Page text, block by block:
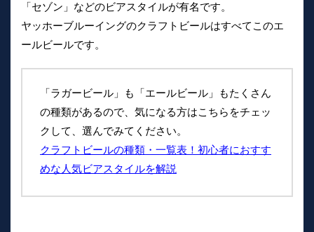
「セゾン」などのビアスタイルが有名です。
ヤッホーブルーイングのクラフトビールはすべてこのエ
ールビールです。
「ラガービール」も「エールビール」もたくさん
の種類があるので、気になる方はこちらをチェッ
クして、選んでみてください。
クラフトビールの種類・一覧表！初心者におすす
めな人気ビアスタイルを解説